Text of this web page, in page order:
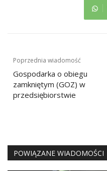
Nawigacja
wpisu
Poprzednia wiadomość
Gospodarka o obiegu
zamkniętym (GOZ) w
przedsiębiorstwie
POWIĄZANE WIADOMOŚCI